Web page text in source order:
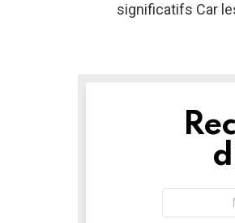
significatifs Car
NEWSLETTER